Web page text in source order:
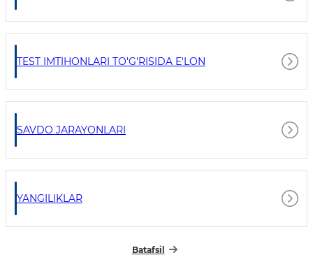
TEST IMTIHONLARI TO'G'RISIDA E'LON
SAVDO JARAYONLARI
YANGILIKLAR
Batafsil